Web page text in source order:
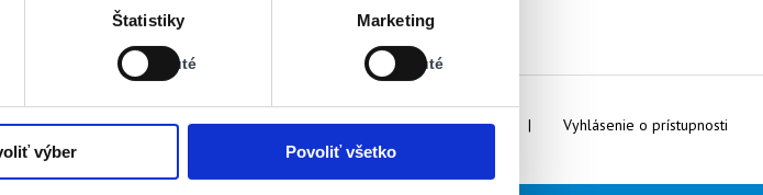
Štatistiky
Vypnuté
Stav:
Vypnuté
Marketing
Vypnuté
Stav:
Vypnuté
výber Povoliť všetko
Webmaster Kontakty Vyhlásenie o prístupnosti